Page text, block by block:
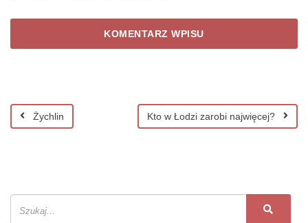
Żychlin Kto w Łodzi zarobi najwięcej?